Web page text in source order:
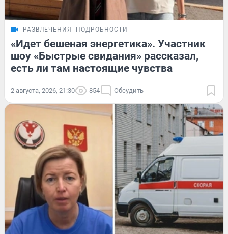
РАЗВЛЕЧЕНИЯ ПОДРОБНОСТИ
«Идет бешеная энергетика». Участник
шоу «Быстрые свидания» рассказал,
есть ли там настоящие чувства
2 августа, 2026, 21:30 854 Обсудить